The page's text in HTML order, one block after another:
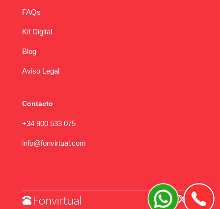
FAQs
Kit Digital
Blog
Aviso Legal
Contacto
+34 900 533 075
info@fonvirtual.com